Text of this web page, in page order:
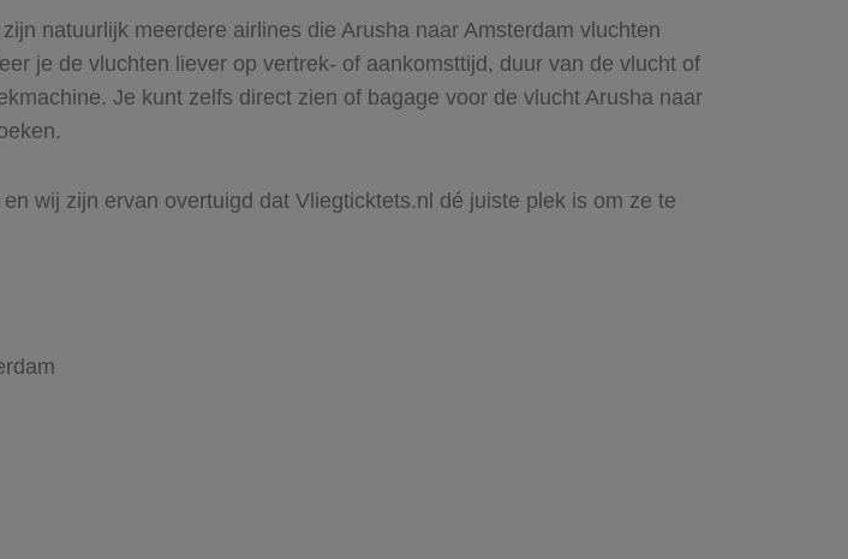
natuurlijk meerdere airlines die Arusha naar Amsterdam vluchten
je de vluchten liever op vertrek- of aankomsttijd, duur van de vlucht of
Je kunt zelfs direct zien of bagage voor de vlucht Arusha naar
wij zijn ervan overtuigd dat Vliegticktets.nl dé juiste plek is om ze te